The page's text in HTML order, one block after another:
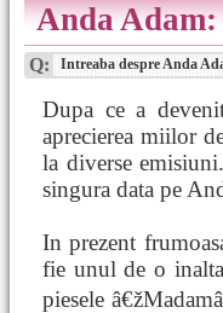
Anda
Q: Intreaba despre Anda
Dupa ce a
aprecierea miilor
la diverse
singura data pe
In prezent
fie unul de o
piesele